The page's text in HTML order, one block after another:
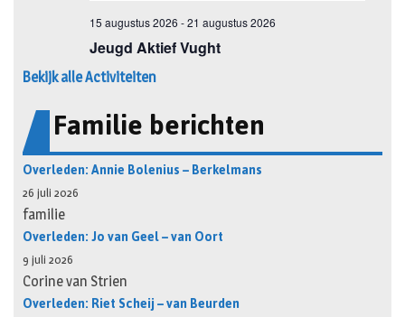
Bekijk alle Activiteiten
Familie berichten
Overleden: Annie Bolenius – Berkelmans
26 juli 2026
familie
Overleden: Jo van Geel – van Oort
9 juli 2026
Corine van Strien
Overleden: Riet Scheij – van Beurden